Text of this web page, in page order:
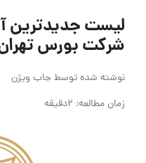
لیست جدیدترین
شرکت بورس تهران | ۸ تیر
نوشته شده توسطجاب ویژن
زمان مطالعه: 2دقیقه